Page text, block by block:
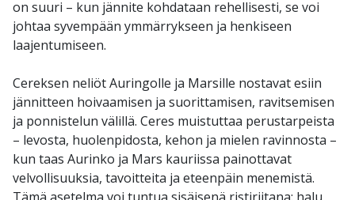
on suuri – kun jännite kohdataan rehellisesti, se voi
johtaa syvempään ymmärrykseen ja henkiseen
laajentumiseen.
Cereksen neliöt Auringolle ja Marsille nostavat esiin
jännitteen hoivaamisen ja suorittamisen, ravitsemisen
ja ponnistelun välillä. Ceres muistuttaa perustarpeista
– levosta, huolenpidosta, kehon ja mielen ravinnosta –
kun taas Aurinko ja Mars kauriissa painottavat
velvollisuuksia, tavoitteita ja eteenpäin menemistä.